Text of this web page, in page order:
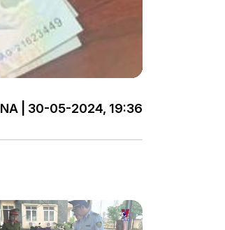
| 30-05-2024, 19:36